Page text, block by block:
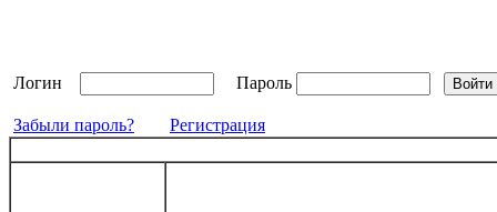
Логин Пароль
Забыли пароль? Регистрация